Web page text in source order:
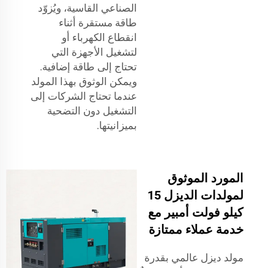
الصناعي القاسية، ويُزوّد
طاقة مستقرة أثناء
انقطاع الكهرباء أو
لتشغيل الأجهزة التي
تحتاج إلى طاقة إضافية.
ويمكن الوثوق بهذا المولد
عندما تحتاج الشركات إلى
التشغيل دون التضحية
بميزانيتها.
المورد الموثوق
لمولدات الديزل 15
كيلو فولت أمبير مع
خدمة عملاء ممتازة
مولد ديزل عالمي بقدرة